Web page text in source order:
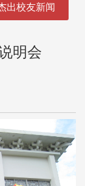
出校友新闻
明会